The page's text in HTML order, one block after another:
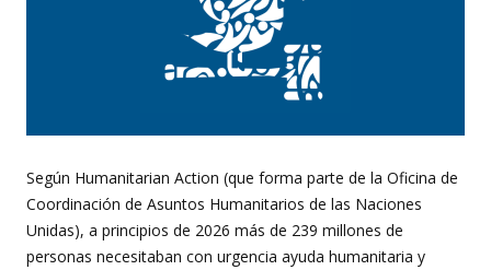
Según Humanitarian Action (que forma parte de la Oficina de
Coordinación de Asuntos Humanitarios de las Naciones
Unidas), a principios de 2026 más de 239 millones de
personas necesitaban con urgencia ayuda humanitaria y